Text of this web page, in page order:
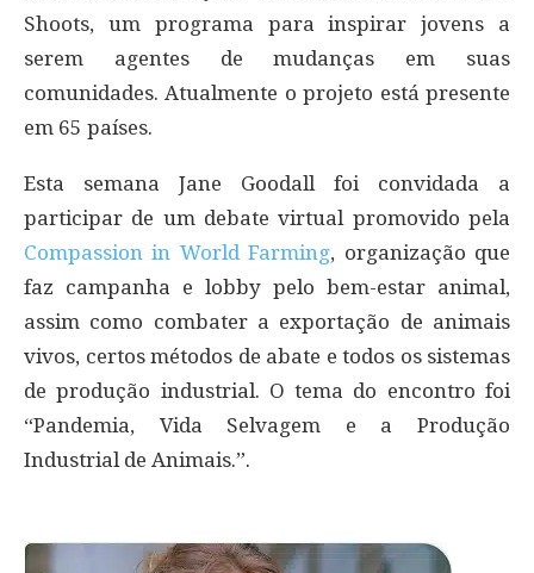
Shoots, um programa para inspirar jovens a
serem agentes de mudanças em suas
comunidades. Atualmente o projeto está presente
em 65 países.
Esta semana Jane Goodall foi convidada a
participar de um debate virtual promovido pela
Compassion in World Farming, organização que
faz campanha e lobby pelo bem-estar animal,
assim como combater a exportação de animais
vivos, certos métodos de abate e todos os sistemas
de produção industrial. O tema do encontro foi
“Pandemia, Vida Selvagem e a Produção
Industrial de Animais.”.